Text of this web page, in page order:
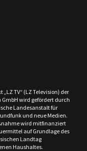
„LZ TV“ (LZ Television) der
GmbH wird gefördert durch
Landesanstalt für
und neue Medien.
wird mitfinanziert
auf Grundlage des
Landtag
Haushaltes.